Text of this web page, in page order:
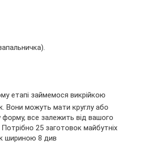
етапі займемося викрійкою
Вони можуть мати круглу або
форму, все залежить від вашого
25 заготовок майбутніх
шириною 8 див